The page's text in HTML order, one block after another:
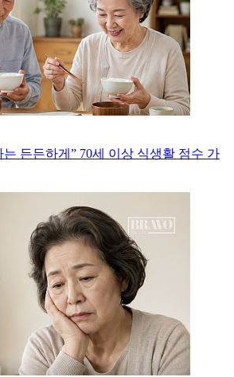
는 든든하게” 70세 이상 식생활 점수 가